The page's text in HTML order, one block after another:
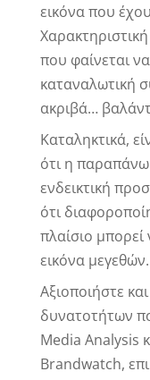
εικόνα που
που φαίνεται
καταναλωτική
ακριβά…
Καταληκτικά,
ότι η
ενδεικτική
ότι
πλαίσιο μπορεί
εικόνα μεγεθών.
Αξιοποιήστε
δυνατοτήτων
Media Analysis
Brandwatch,